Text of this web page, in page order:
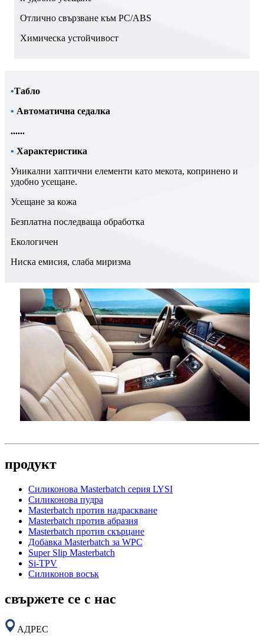
Отлично свързване към PC/ABS
Химическа устойчивост
•Табло
• Автоматична седалка
......
• Характеристика
Уникални хаптични елементи като мекота, копринено и
удобно усещане.
Усещане за кожа
Безплатна последваща обработка
Екологичен
Ниска емисия, слаба миризма
продукт
Силиконова Masterbatch серия LYSI
Силиконова пудра
Masterbatch против надраскване
Masterbatch против абразия
Masterbatch против скърцане
Добавка Masterbatch за WPC
Super Slip Masterbatch
Si-TPV
Силиконов восък
свържете се с нас
АДРЕС